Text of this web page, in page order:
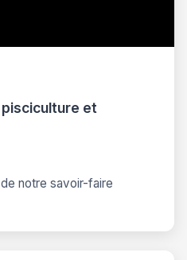
et
notre savoir-faire